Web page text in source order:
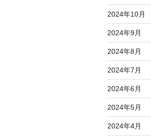
2024年10月
2024年9月
2024年8月
2024年7月
2024年6月
2024年5月
2024年4月